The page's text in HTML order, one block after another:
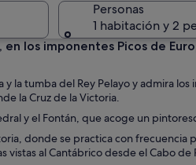
ornamentada, rodeado de
Personas
1 habitación y 2
los imponentes Picos de
la tumba del Rey Pelayo y admira
la Cruz de la Victoria.
y el Fontán, que acoge un
donde se practica con
vistas al Cantábrico desde el Cabo de